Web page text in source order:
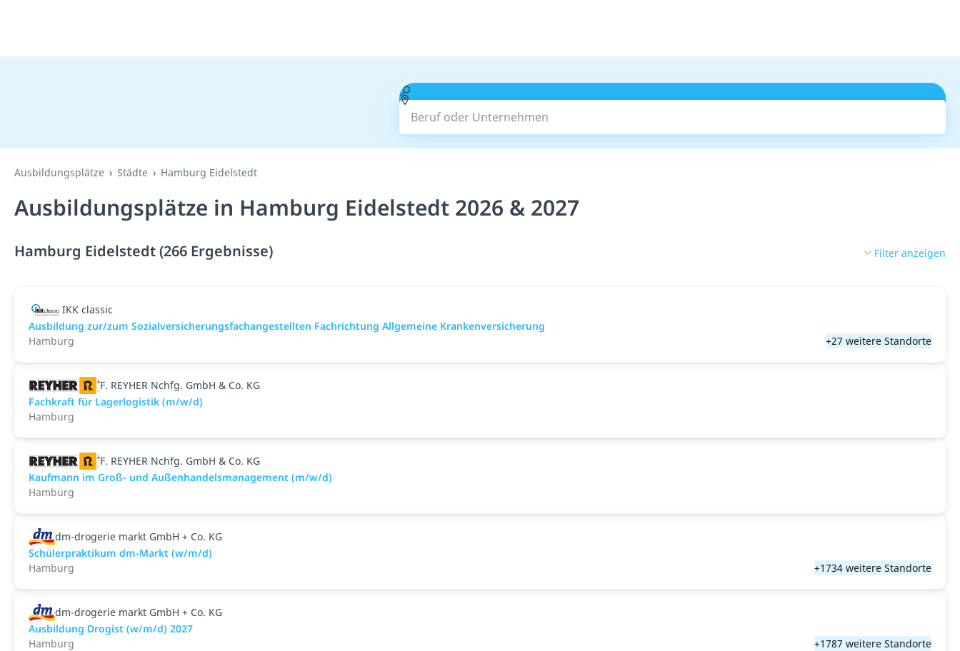
Beruf oder Unternehmen
Ausbildungsplätze Städte Hamburg Eidelstedt
Ausbildungsplätze in Hamburg Eidelstedt 2026 & 2027
Hamburg Eidelstedt (266 Ergebnisse) Filter anzeigen
IKK classic
Aus­bild­ung zur/zum Sozial­versicher­ungs­fach­angestellten­ Fach­richtung All­gemeine Kranken­versicher­ung
Hamburg
+27 weitere Standorte
F. REYHER Nchfg. GmbH & Co. KG
Fachkraft für Lagerlogistik (m/w/d)
Hamburg
F. REYHER Nchfg. GmbH & Co. KG
Kaufmann im Groß- und Außenhandelsmanagement (m/w/d)
Hamburg
dm-drogerie markt GmbH + Co. KG
Schülerpraktikum dm-Markt (w/m/d)
Hamburg
+1734 weitere Standorte
dm-drogerie markt GmbH + Co. KG
Ausbildung Drogist (w/m/d) 2027
Hamburg
+1787 weitere Standorte